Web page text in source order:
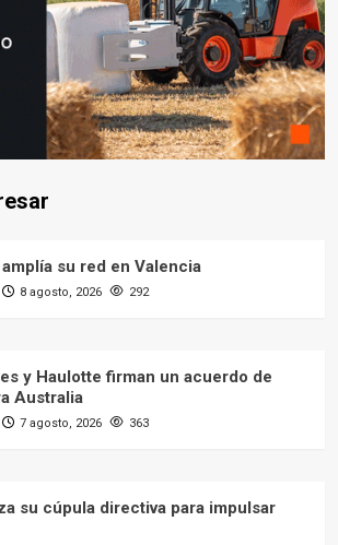
su red en Valencia
8 agosto, 2026 292
y Haulotte firman un acuerdo de
Australia
7 agosto, 2026 363
su cúpula directiva para impulsar